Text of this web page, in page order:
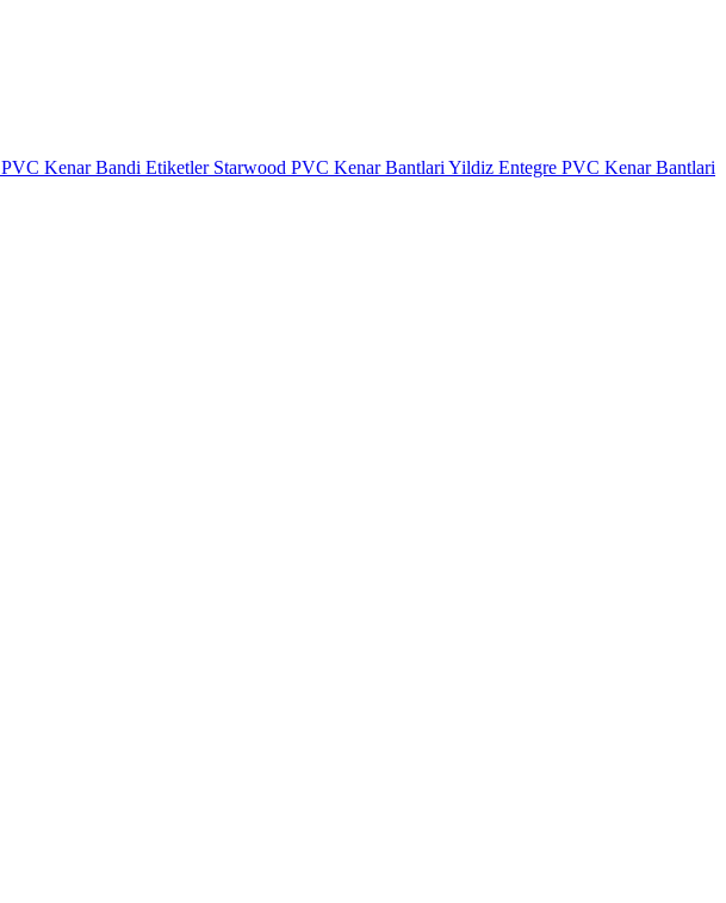
PVC Kenar Bandi Etiketler Starwood PVC Kenar Bantlari Yildiz Entegre PVC Kenar Bantlari